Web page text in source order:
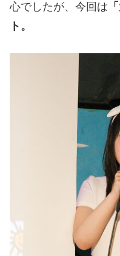
心でしたが、今回は
ト。